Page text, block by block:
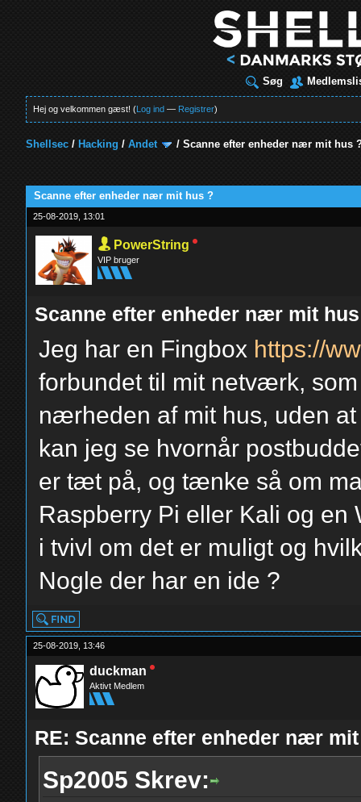
Søg
Hej og velkommen gæst! (Log ind — Registrer)
Shellsec / Hacking /Andet /Scanne efter enheder nær mit hus
Scanne efter enheder nær mit hus ?
25-08-2019, 13:01
PowerString
VIP bruger
Scanne efter enheder nær mit
Jeg har en Fingbox https://
forbundet til mit netværk,
nærheden af mit hus, uden
kan jeg se hvornår
er tæt på, og tænke så om
Raspberry Pi eller Kali og en
i tvivl om det er muligt og
Nogle der har en ide ?
25-08-2019, 13:46
duckman
Aktivt Medlem
RE: Scanne efter enheder nær
Sp2005 Skrev: